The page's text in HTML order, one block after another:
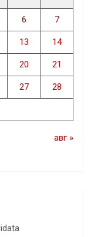
6 7
13 14
20 21
27 28
авг »